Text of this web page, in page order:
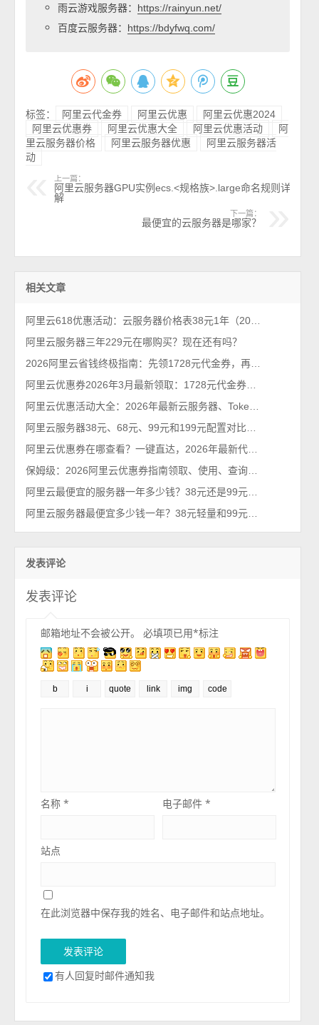
雨云游戏服务器： https://rainyun.net/
百度云服务器： https://bdyfwq.com/
标签： 阿里云代金券 阿里云优惠
阿里云优惠2024
阿里云优惠券
阿里云优惠大全 阿里云优惠活动
阿
里云服务器价格
阿里云服务器优惠
阿里云服务器活
动
上一篇：
阿里云服务器GPU实例ecs.<规格族>.large命名规则详
解
下一篇：
最便宜的云服务器是哪家？
相关文章
阿里云618优惠活动：云服务器价格表38元1年（2026年最新618活动）
阿里云服务器三年229元在哪购买？现在还有吗？
2026阿里云省钱终极指南：先领1728元代金券，再抢99元/年服务器！
阿里云优惠券2026年3月最新领取：1728元代金券个人和企业都能领
阿里云优惠活动大全：2026年最新云服务器、Tokens、云存储及数据库汇总
阿里云服务器38元、68元、99元和199元配置对比，优惠价格活动政策解读
阿里云优惠券在哪查看？一键直达，2026年最新代金券查询系统
保姆级：2026阿里云优惠券指南领取、使用、查询及云服务器购买省钱技巧
阿里云最便宜的服务器一年多少钱？38元还是99元？性价比之王
阿里云服务器最便宜多少钱一年？38元轻量和99元ECS对比，哪台更优惠？
发表评论
发表评论
邮箱地址不会被公开。 必填项已用*标注
名称* 电子邮件*
站点
在此浏览器中保存我的姓名、电子邮件和站点地址。
有人回复时邮件通知我